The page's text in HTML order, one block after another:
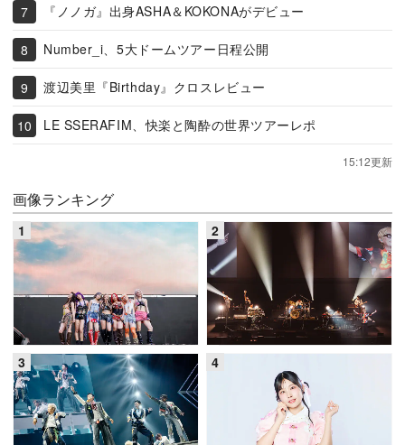
『ノノガ』出身ASHA＆KOKONAがデビュー
Number_i、5大ドームツアー日程公開
渡辺美里『Birthday』クロスレビュー
LE SSERAFIM、快楽と陶酔の世界ツアーレポ
15:12更新
画像ランキング